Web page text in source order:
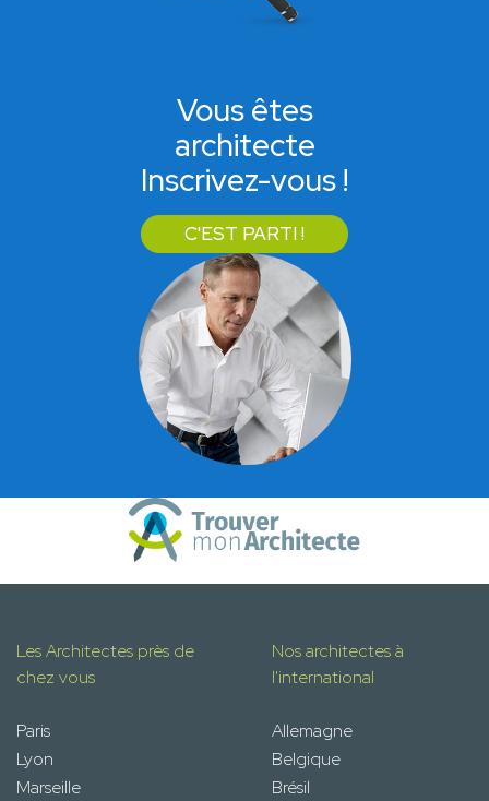
Vous êtes
architecte
Inscrivez-vous !
C'EST PARTI !
Les Architectes près de
chez vous
Paris
Lyon
Marseille
Nos architectes à
l'international
Allemagne
Belgique
Brésil